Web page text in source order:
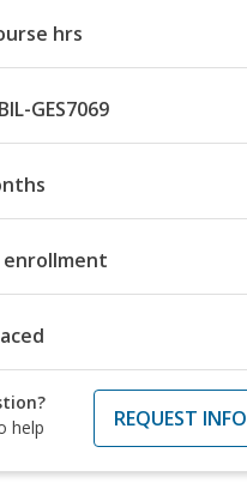
hrs
GES7069
enrollment
help
REQUEST INFO